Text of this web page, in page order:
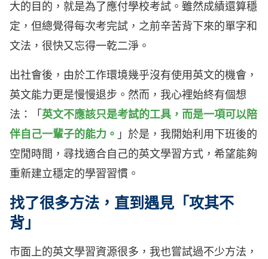
大的目的，就是為了應付學校考試。雖然成績還算穩
定，但總覺得每次考完試，之前辛苦背下來的單字和
文法，很快又忘得一乾二淨。
出社會後，由於工作環境幾乎沒有使用英文的機會，
英文能力更是慢慢退步。然而，我心裡始終有個想
法：「 英文不應該只是考試的工具，而是一項可以陪
伴自己一輩子的能力。 」於是，我開始利用下班後的
空閒時間，尋找適合自己的英文學習方式，希望能夠
重新建立穩定的學習習慣。
找了很多方法，直到遇見「攻其不
背」
市面上的英文學習資源很多，我也嘗試過不少方法，